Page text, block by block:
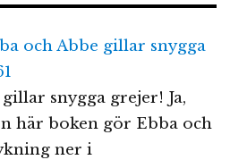
snygga grejer! Ja,
här boken gör Ebba och
ner i